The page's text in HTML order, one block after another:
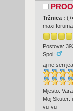
Tržnica : (
maxi
Postova:
Spol:
aj ne seri
Mjesto:
Moj Skuter:
vu-vu